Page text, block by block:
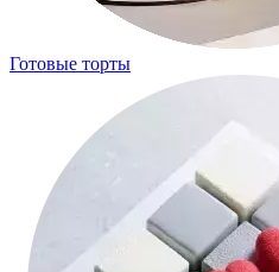
Готовые торты